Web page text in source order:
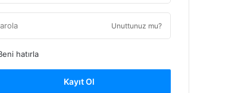
Unuttunuz mu?
hatırla
Kayıt Ol